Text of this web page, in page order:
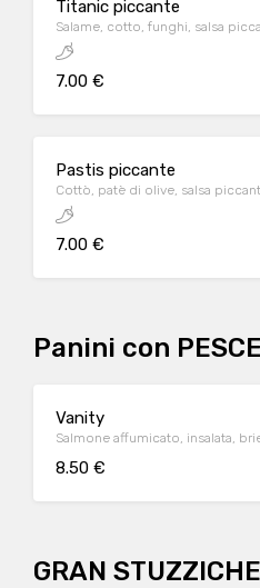
Titanic piccante
Salame, cotto, funghi, salsa
7.00 €
Pastis piccante
Cottò, patè di olive, salsa
7.00 €
Panini con
Vanity
Salmone affumicato, insalata,
8.50 €
GRAN